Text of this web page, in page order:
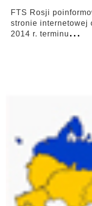
FTS Rosji
stronie internetowej
2014 r. terminu...